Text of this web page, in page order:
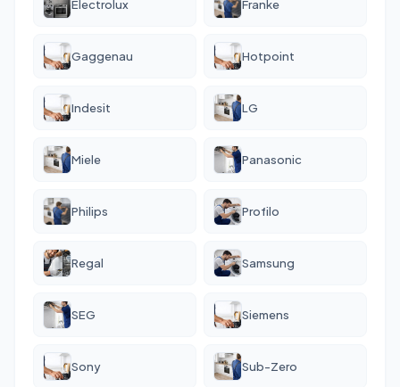
Electrolux Franke
Gaggenau Hotpoint
Indesit LG
Miele Panasonic
Philips Profilo
Regal Samsung
SEG Siemens
Sony Sub-Zero